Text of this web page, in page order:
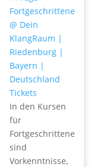
Tickets
In den Kursen
für
Fortgeschrittene
sind
Vorkenntnisse,